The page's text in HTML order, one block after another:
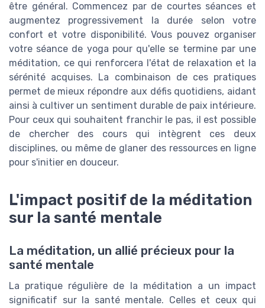
être général. Commencez par de courtes séances et
augmentez progressivement la durée selon votre
confort et votre disponibilité. Vous pouvez organiser
votre séance de yoga pour qu'elle se termine par une
méditation, ce qui renforcera l'état de relaxation et la
sérénité acquises. La combinaison de ces pratiques
permet de mieux répondre aux défis quotidiens, aidant
ainsi à cultiver un sentiment durable de paix intérieure.
Pour ceux qui souhaitent franchir le pas, il est possible
de chercher des cours qui intègrent ces deux
disciplines, ou même de glaner des ressources en ligne
pour s'initier en douceur.
L'impact positif de la méditation
sur la santé mentale
La méditation, un allié précieux pour la
santé mentale
La pratique régulière de la méditation a un impact
significatif sur la santé mentale. Celles et ceux qui